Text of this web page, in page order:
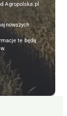
Agropolska.pl
te będą